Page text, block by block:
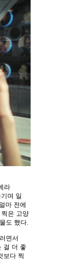
라
며 일
마 전에
은 고양
도 했다.
면서
걸 더 좋
보다 찍